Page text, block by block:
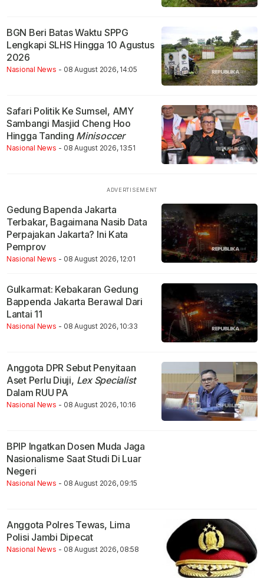
BGN Beri Batas Waktu SPPG
Lengkapi SLHS Hingga 10 Agustus
2026
Nasional News - 08 August 2026, 14:05
Safari Politik Ke Sumsel, AMY
Sambangi Masjid Cheng Hoo
Hingga Tanding Minisoccer
Nasional News - 08 August 2026, 13:51
Gedung Bapenda Jakarta
Terbakar, Bagaimana Nasib Data
Perpajakan Jakarta? Ini Kata
Pemprov
Nasional News - 08 August 2026, 12:01
Gulkarmat: Kebakaran Gedung
Bappenda Jakarta Berawal Dari
Lantai 11
Nasional News - 08 August 2026, 10:33
Anggota DPR Sebut Penyitaan
Aset Perlu Diuji, Lex Specialist
Dalam RUU PA
Nasional News - 08 August 2026, 10:16
BPIP Ingatkan Dosen Muda Jaga
Nasionalisme Saat Studi Di Luar
Negeri
Nasional News - 08 August 2026, 09:15
Anggota Polres Tewas, Lima
Polisi Jambi Dipecat
Nasional News - 08 August 2026, 08:58